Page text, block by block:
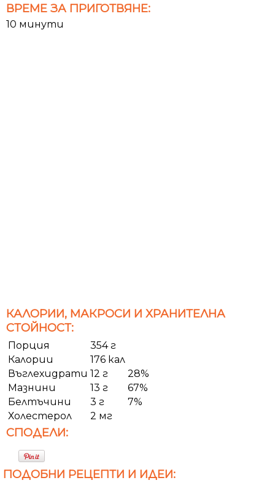
ВРЕМЕ ЗА ПРИГОТВЯНЕ:
10 минути
КАЛОРИИ, МАКРОСИ И ХРАНИТЕЛНА
СТОЙНОСТ:
Порция
354 г
Калории
176 кал
Въглехидрати 12 г
28%
Мазнини
13 г
67%
Белтъчини
3 г
7%
Холестерол
2 мг
СПОДЕЛИ:
ПОДОБНИ РЕЦЕПТИ И ИДЕИ: